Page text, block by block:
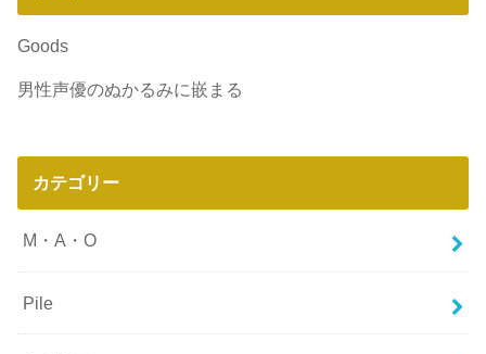
Goods
男性声優のぬかるみに嵌まる
カテゴリー
M・A・O
Pile